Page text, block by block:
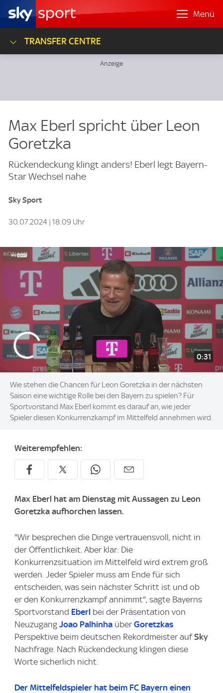
Menü
TRANSFER CENTRE
Max Eberl spricht über Leon
Goretzka
Rückendeckung klingt anders! Eberl legt Bayern-
Star Wechsel nahe
Sky Sport
30.07.2024 | 18:09 Uhr
0:31
Wie stehen die Chancen für Leon Goretzka in der nächsten
Saison eine wichtige Rolle bei den Bayern zu spielen? Für
Sportvorstand Max Eberl kommt es darauf an, wie jeder
Spieler diesen Konkurrenzkampf im Mittelfeld annehmen wird.
Weiterempfehlen:
Max Eberl hat am Dienstag mit Aussagen zu Leon
Goretzka aufhorchen lassen.
"Wir besprechen die Dinge vertrauensvoll, nicht in
der Öffentlichkeit. Aber klar: Die
Konkurrenzsituation im Mittelfeld wird extrem groß
werden. Jeder Spieler muss am Ende für sich
entscheiden, was sein nächster Schritt ist und ob
er den Konkurrenzkampf annimmt", sagte Bayerns
Sportvorstand Eberl bei der Präsentation von
Neuzugang Joao Palhinha über Goretzkas
Perspektive beim deutschen Rekordmeister aufSky
Nachfrage. Nach Rückendeckung klingen diese
Worte sicherlich nicht.
Der Mittelfeldspieler hat beim FC Bayern einen